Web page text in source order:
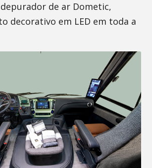
de ar Dometic,
decorativo em LED em toda a